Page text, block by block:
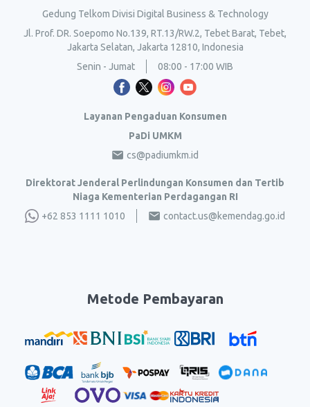
Gedung Telkom Divisi Digital Business & Technology
Jl. Prof. DR. Soepomo No.139, RT.13/RW.2, Tebet Barat, Tebet,
Jakarta Selatan, Jakarta 12810, Indonesia
Senin - Jumat
08:00 - 17:00 WIB
Layanan Pengaduan Konsumen
PaDi UMKM
cs@padiumkm.id
Direktorat Jenderal Perlindungan Konsumen dan Tertib
Niaga Kementerian Perdagangan RI
+62 853 1111 1010
contact.us@kemendag.go.id
Metode Pembayaran